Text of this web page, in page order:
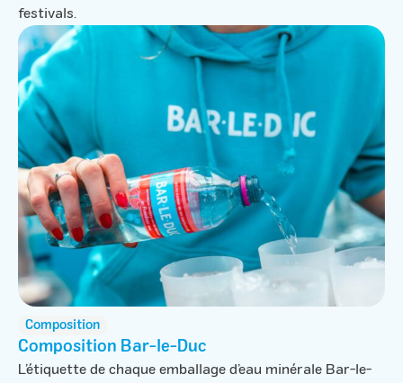
festivals.
Composition
Composition Bar-le-Duc
L’étiquette de chaque emballage d’eau minérale Bar-le-